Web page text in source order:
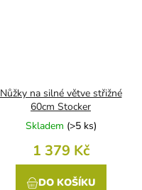
Nůžky na silné větve střižné
60cm Stocker
Skladem (>5 ks)
1 379 Kč
DO KOŠÍKU